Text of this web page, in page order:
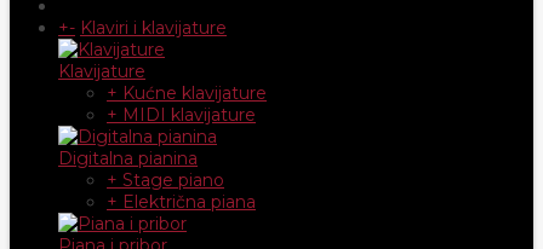
+- Klaviri i klavijature
Klavijature
+ Kućne klavijature
+ MIDI klavijature
Digitalna pianina
+ Stage piano
+ Električna piana